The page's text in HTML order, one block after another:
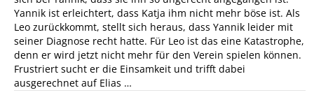
Yannik ist erleichtert, dass Katja ihm nicht mehr böse ist. Als
Leo zurückkommt, stellt sich heraus, dass Yannik leider mit
seiner Diagnose recht hatte. Für Leo ist das eine Katastrophe,
denn er wird jetzt nicht mehr für den Verein spielen können.
Frustriert sucht er die Einsamkeit und trifft dabei
ausgerechnet auf Elias …